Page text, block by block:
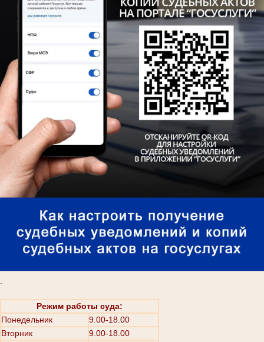
Режим работы суда:
Понедельник
9.00-18.00
Вторник
9.00-18.00